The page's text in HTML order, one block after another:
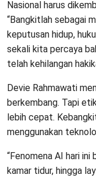
Nasional harus
“Bangkitlah sebagai
keputusan hidup,
sekali kita percaya
telah kehilangan
Devie Rahmawati
berkembang. Tapi
lebih cepat.
menggunakan
“Fenomena AI hari ini
kamar tidur, hingga